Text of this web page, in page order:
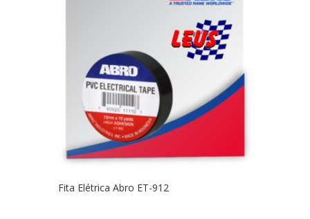
Fita Elétrica Abro ET-912